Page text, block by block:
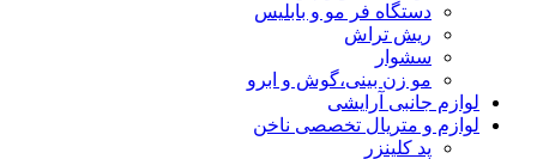
دستگاه فر مو و بابلیس
ریش تراش
سشوار
مو زن بینی،گوش و ابرو
لوازم جانبی آرایشی
لوازم و متریال تخصصی ناخن
پد کلینزر